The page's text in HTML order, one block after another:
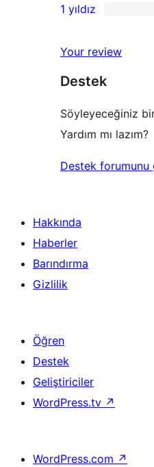
inceleme
yıldızlı
2
inceleme
yıldızlı
inceleme
1 yıldız
Your review
Destek
Söyleyeceğiniz
Yardım mı lazım?
Destek forumunu
Hakkında
Haberler
Barındırma
Gizlilik
Öğren
Destek
Geliştiriciler
WordPress.tv ↗
WordPress.com ↗